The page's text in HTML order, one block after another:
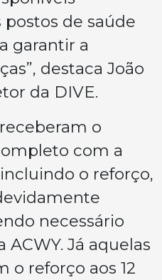
de saúde
garantir a
destaca João
da DIVE.
o
com a
o reforço,
necessário
Já aquelas
o reforço aos 12